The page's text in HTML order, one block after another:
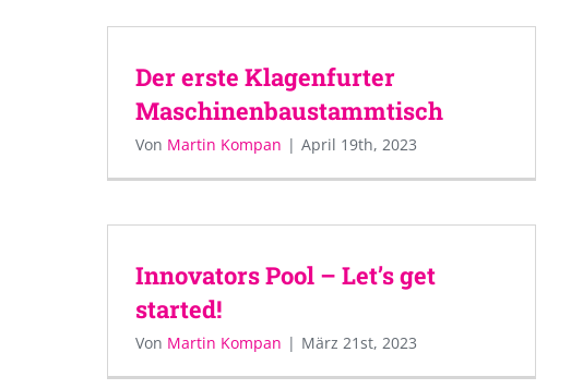
Der erste Klagenfurter
Maschinenbaustammtisch
Von Martin Kompan | April 19th, 2023
Innovators Pool – Let’s get
started!
Von Martin Kompan | März 21st, 2023